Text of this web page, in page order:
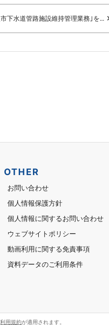
下水道管路施設維持管理業務｣を...
OTHER
お問い合わせ
個人情報保護方針
個人情報に関するお問い合わせ
ウェブサイトポリシー
動画利用に関する免責事項
資料データのご利用条件
利用規約が適用されます。